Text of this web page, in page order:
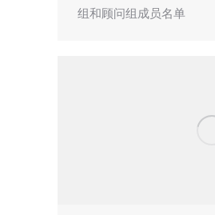
组和顾问组成员名单